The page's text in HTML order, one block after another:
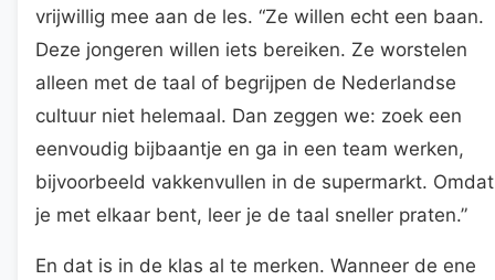
vrijwillig mee aan de les. “Ze willen echt een baan.
Deze jongeren willen iets bereiken. Ze worstelen
alleen met de taal of begrijpen de Nederlandse
cultuur niet helemaal. Dan zeggen we: zoek een
eenvoudig bijbaantje en ga in een team werken,
bijvoorbeeld vakkenvullen in de supermarkt. Omdat
je met elkaar bent, leer je de taal sneller praten.”
En dat is in de klas al te merken. Wanneer de ene